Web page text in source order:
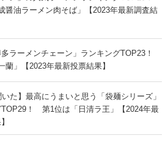
醤油ラーメン肉そば」【2023年最新調査結
ラーメンチェーン」ランキングTOP23！
蘭」【2023年最新投票結果】
いた】最高にうまいと思う「袋麺シリーズ」
TOP29！ 第1位は「日清ラ王」【2024年最